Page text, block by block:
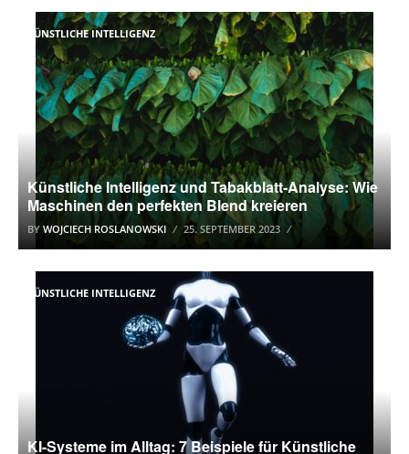
KÜNSTLICHE INTELLIGENZ
Künstliche Intelligenz und Tabakblatt-Analyse: Wie
Maschinen den perfekten Blend kreieren
BY WOJCIECH ROSLANOWSKI 25. SEPTEMBER 2023
KÜNSTLICHE INTELLIGENZ
KI-Systeme im Alltag: 7 Beispiele für Künstliche